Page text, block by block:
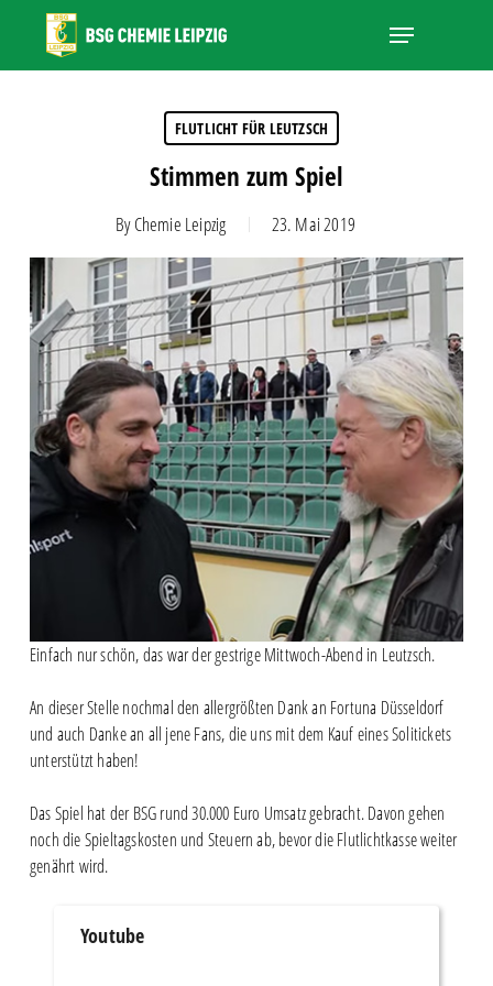
main
Menu
FLUTLICHT FÜR LEUTZSCH
Stimmen zum Spiel
ByChemie Leipzig 23. Mai 2019
Einfach nur schön, das war der gestrige Mittwoch-Abend in Leutzsch.
An dieser Stelle nochmal den allergrößten Dank an Fortuna Düsseldorf
und auch Danke an all jene Fans, die uns mit dem Kauf eines Solitickets
unterstützt haben!
Das Spiel hat der BSG rund 30.000 Euro Umsatz gebracht. Davon gehen
noch die Spieltagskosten und Steuern ab, bevor die Flutlichtkasse weiter
genährt wird.
Youtube
Close